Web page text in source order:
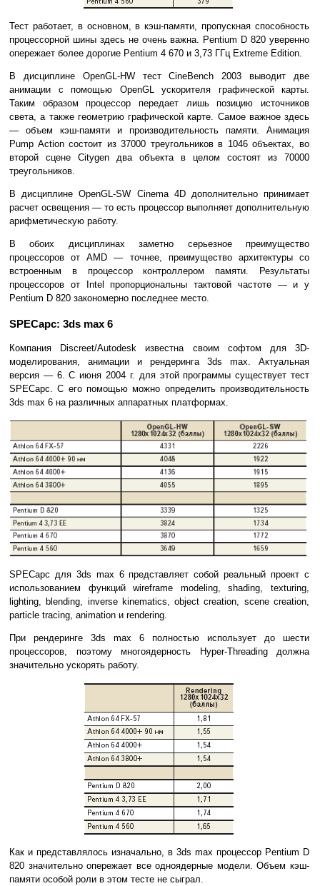
Тест работает, в основном, в кэш-памяти, пропускная способность
процессорной шины здесь не очень важна. Pentium D 820 уверенно
опережает более дорогие Pentium 4 670 и 3,73 ГГц Extreme Edition.
В дисциплине OpenGL-HW тест CineBench 2003 выводит две
анимации с помощью OpenGL ускорителя графической карты.
Таким образом процессор передает лишь позицию источников
света, а также геометрию графической карте. Самое важное здесь
— объем кэш-памяти и производительность памяти. Анимация
Pump Action состоит из 37000 треугольников в 1046 объектах, во
второй сцене Citygen два объекта в целом состоят из 70000
треугольников.
В дисциплине OpenGL-SW Cinema 4D дополнительно принимает
расчет освещения — то есть процессор выполняет дополнительную
арифметическую работу.
В обоих дисциплинах заметно серьезное преимущество
процессоров от AMD — точнее, преимущество архитектуры со
встроенным в процессор контроллером памяти. Результаты
процессоров от Intel пропорциональны тактовой частоте — и у
Pentium D 820 закономерно последнее место.
SPECapc: 3ds max 6
Компания Discreet/Autodesk известна своим софтом для 3D-
моделирования, анимации и рендеринга 3ds max. Актуальная
версия — 6. С июня 2004 г. для этой программы существует тест
SPECapc. С его помощью можно определить производительность
3ds max 6 на различных аппаратных платформах.
SPECapc для 3ds max 6 представляет собой реальный проект с
использованием функций wireframe modeling, shading, texturing,
lighting, blending, inverse kinematics, object creation, scene creation,
particle tracing, animation и rendering.
При рендеринге 3ds max 6 полностью использует до шести
процессоров, поэтому многоядерность Hyper-Threading должна
значительно ускорять работу.
Как и представлялось изначально, в 3ds max процессор Pentium D
820 значительно опережает все одноядерные модели. Объем кэш-
памяти особой роли в этом тесте не сыграл.